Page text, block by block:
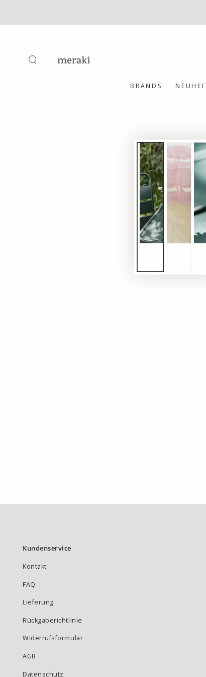
BRANDS
Kundenservice
Kontakt
FAQ
Lieferung
Rückgaberichtlinie
Widerrufsformular
AGB
Datenschutz